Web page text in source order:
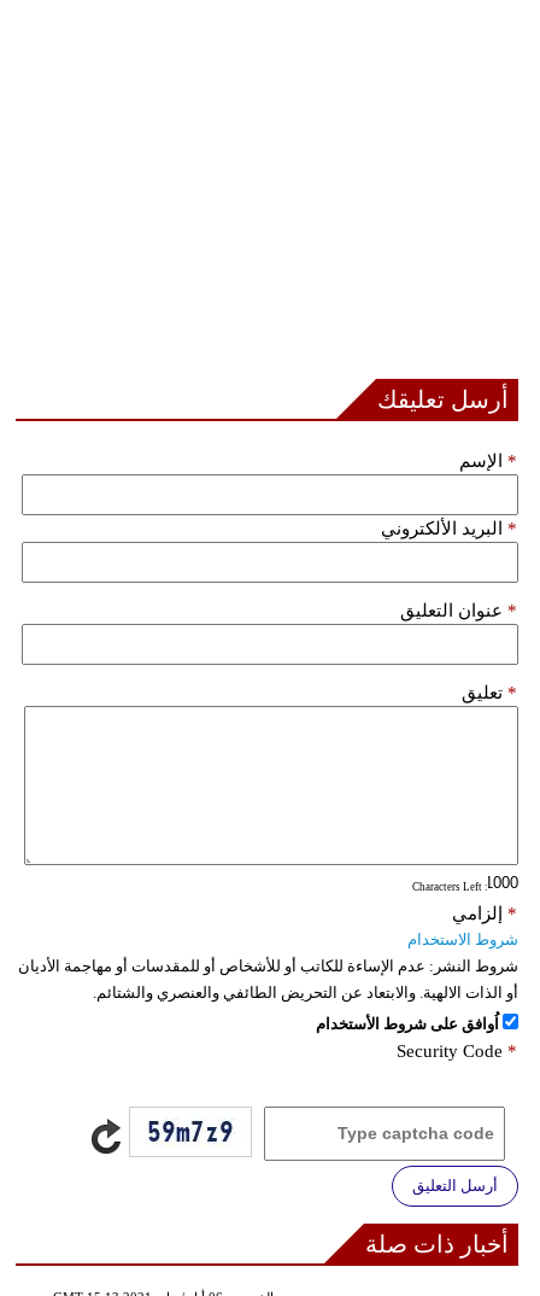
أرسل تعليقك
الإسم *
البريد الألكتروني *
عنوان التعليق *
تعليق *
: Characters Left
إلزامي *
شروط الاستخدام
شروط النشر: عدم الإساءة للكاتب أو للأشخاص أو للمقدسات أو مهاجمة الأديان
أو الذات الالهية. والابتعاد عن التحريض الطائفي والعنصري والشتائم.
اُوافق على شروط الأستخدام
Security Code *
أرسل التعليق
أخبار ذات صلة